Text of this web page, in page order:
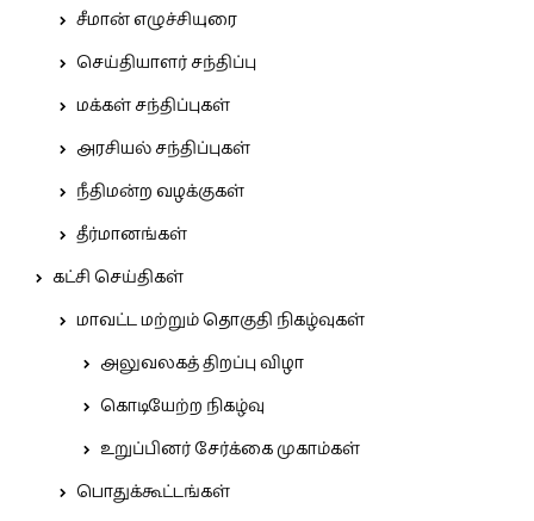
சீமான் எழுச்சியுரை
செய்தியாளர் சந்திப்பு
மக்கள் சந்திப்புகள்
அரசியல் சந்திப்புகள்
நீதிமன்ற வழக்குகள்
தீர்மானங்கள்
கட்சி செய்திகள்
மாவட்ட மற்றும் தொகுதி நிகழ்வுகள்
அலுவலகத் திறப்பு விழா
கொடியேற்ற நிகழ்வு
உறுப்பினர் சேர்க்கை முகாம்கள்
பொதுக்கூட்டங்கள்